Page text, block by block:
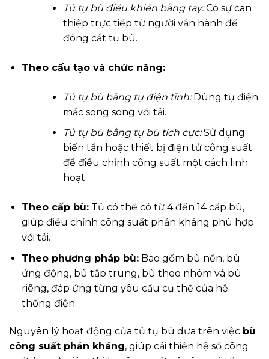
Tủ tụ bù điều khiển bằng tay:Có sự can
thiệp trực tiếp từ người vận hành để
đóng cắt tụ bù.
Theo cấu tạo và chức năng:
Tủ tụ bù bằng tụ điện tĩnh:Dùng tụ điện
mắc song song với tải.
Tủ tụ bù bằng tụ bù tích cực:Sử dụng
biến tần hoặc thiết bị điện tử công suất
để điều chỉnh công suất một cách linh
hoạt.
Theo cấp bù:Tủ có thể có từ 4 đến 14 cấp bù,
giúp điều chỉnh công suất phản kháng phù hợp
với tải.
Theo phương pháp bù:Bao gồm bù nền, bù
ứng động, bù tập trung, bù theo nhóm và bù
riêng, đáp ứng từng yêu cầu cụ thể của hệ
thống điện.
Nguyên lý hoạt động của tủ tụ bù dựa trên việc bù
công suất phản kháng, giúp cải thiện hệ số công